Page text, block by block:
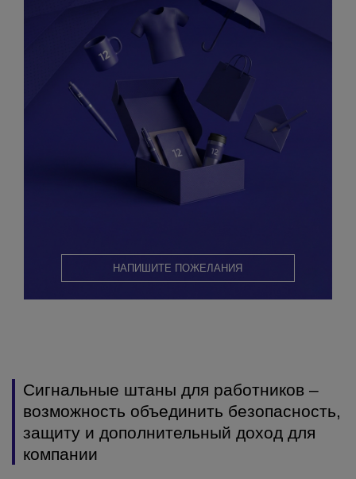
НАПИШИТЕ ПОЖЕЛАНИЯ
Сигнальные штаны для работников –
возможность объединить безопасность,
защиту и дополнительный доход для
компании